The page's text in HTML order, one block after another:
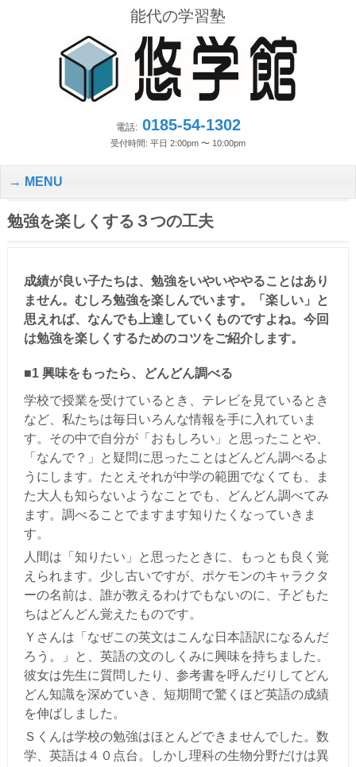
能代の学習塾
電話: 0185-54-1302
受付時間: 平日 2:00pm 〜 10:00pm
MENU
勉強を楽しくする３つの工夫
成績が良い子たちは、勉強をいやいややることはあり
ません。むしろ勉強を楽しんでいます。「楽しい」と
思えれば、なんでも上達していくものですよね。今回
は勉強を楽しくするためのコツをご紹介します。
■1 興味をもったら、どんどん調べる
学校で授業を受けているとき、テレビを見ているとき
など、私たちは毎日いろんな情報を手に入れていま
す。その中で自分が「おもしろい」と思ったことや、
「なんで？」と疑問に思ったことはどんどん調べるよ
うにします。たとえそれが中学の範囲でなくても、ま
た大人も知らないようなことでも、どんどん調べてみ
ます。調べることでますます知りたくなっていきま
す。
人間は「知りたい」と思ったときに、もっとも良く覚
えられます。少し古いですが、ポケモンのキャラクタ
ーの名前は、誰が教えるわけでもないのに、子どもた
ちはどんどん覚えたものです。
Ｙさんは「なぜこの英文はこんな日本語訳になるんだ
ろう。」と、英語の文のしくみに興味を持ちました。
彼女は先生に質問したり、参考書を呼んだりしてどん
どん知識を深めていき、短期間で驚くほど英語の成績
を伸ばしました。
Ｓくんは学校の勉強はほとんどできませんでした。数
学、英語は４０点台。しかし理科の生物分野だけは異